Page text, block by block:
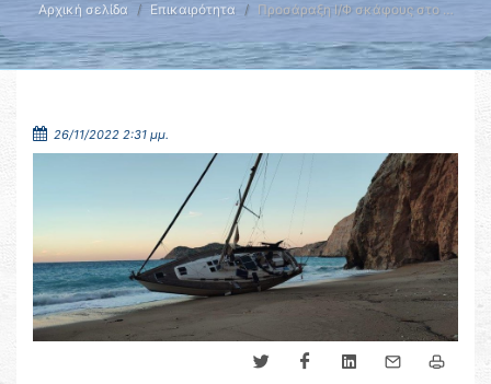
Αρχική σελίδα Επικαιρότητα Προσάραξη Ι/Φ σκάφους στο …
26/11/2022 2:31 μμ.